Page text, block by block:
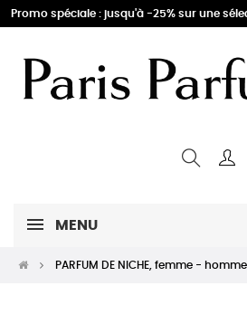
Promo spéciale : jusqu'à -25% sur une
MENU
PARFUM DE NICHE, femme - homme